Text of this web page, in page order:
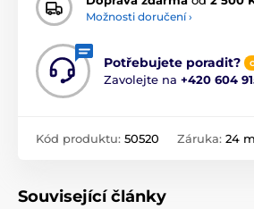
Možnosti doručení ›
Potřebujete poradit?
Zavolejte na +420 604
Kód produktu: 50520 Záruka: 24
Související články